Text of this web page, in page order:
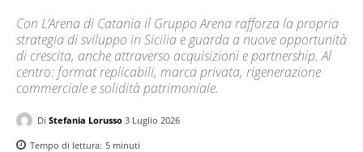
Con L’Arena di Catania il Gruppo Arena rafforza la propria
strategia di sviluppo in Sicilia e guarda a nuove opportunità
di crescita, anche attraverso acquisizioni e partnership. Al
centro: format replicabili, marca privata, rigenerazione
commerciale e solidità patrimoniale.
Di Stefania Lorusso 3 Luglio 2026
Tempo di lettura: 5 minuti